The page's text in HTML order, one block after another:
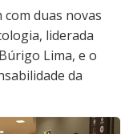
duas novas
liderada
Lima, e o
da